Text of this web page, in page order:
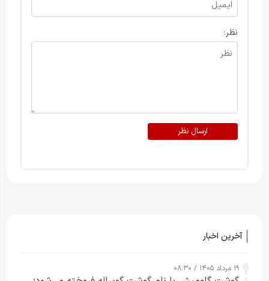
نظر:
ارسال نظر
آخرین اخبار
۱۹ مرداد ۱۴۰۵ / ۰۸:۳۰